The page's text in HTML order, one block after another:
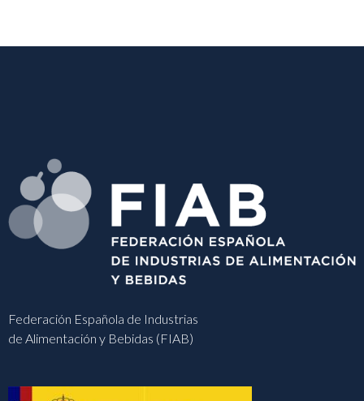
Federación Española de Industrias
de Alimentación y Bebidas (FIAB)